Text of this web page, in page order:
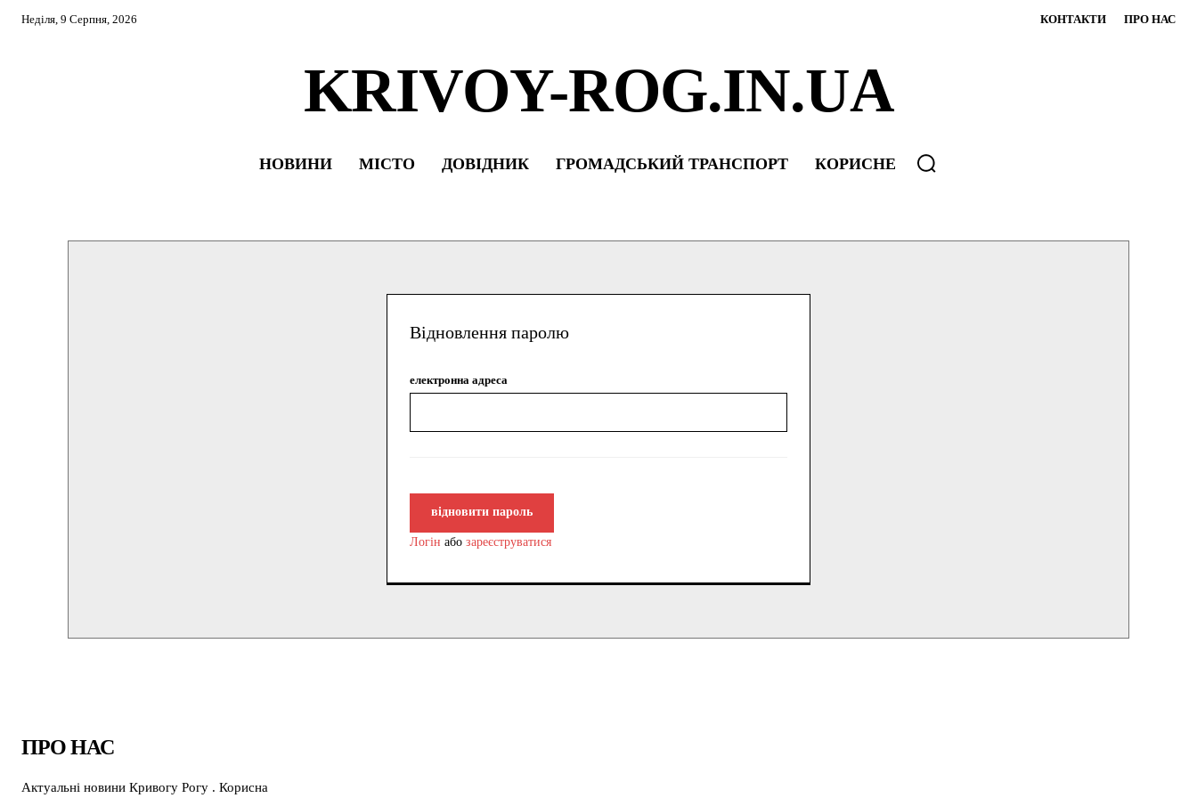
Неділя, 9 Серпня, 2026 КОНТАКТИ ПРО НАС
KRIVOY-ROG.IN.UA
НОВИНИ МІСТО ДОВІДНИК ГРОМАДСЬКИЙ ТРАНСПОРТ КОРИСНЕ
Відновлення паролю
електронна адреса
відновити пароль
Логін або зареєструватися
ПРО НАС
Актуальні новини Кривогу Рогу . Корисна